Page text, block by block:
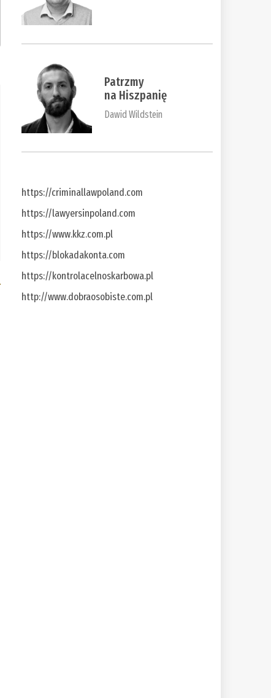
Patrzmy
na Hiszpanię
Dawid Wildstein
https://criminallawpoland.com
https://lawyersinpoland.com
https://www.kkz.com.pl
https://blokadakonta.com
https://kontrolacelnoskarbowa.pl
http://www.dobraosobiste.com.pl